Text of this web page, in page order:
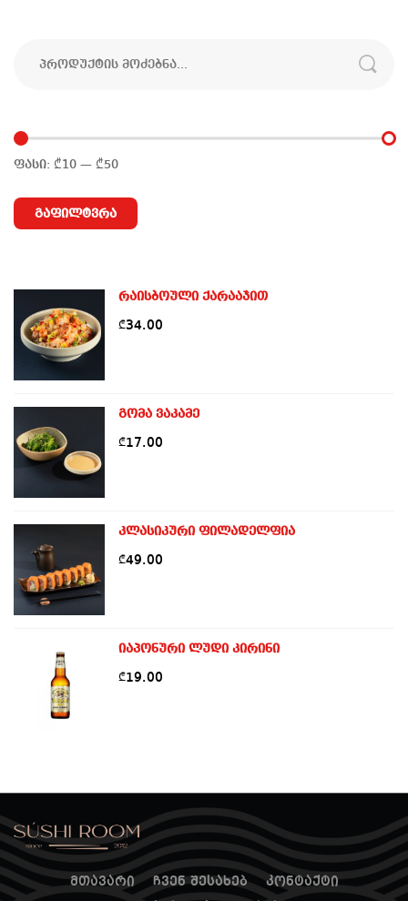
ფასი
ფასიგაფილტვრა
ფასი: ₾10 — ₾50
რაისბოული ქარააჯით
₾34.00
გომა ვაკამე
₾17.00
კლასიკური ფილადელფია
₾49.00
იაპონური ლუდი კირინი
₾19.00
მთავარი ჩვენ შესახებ
კონტაქტი